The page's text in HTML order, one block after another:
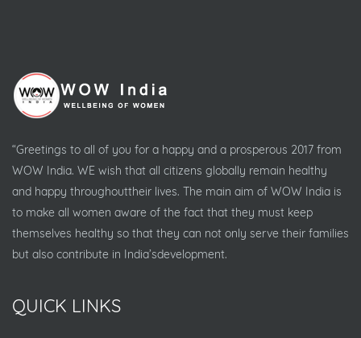
“Greetings to all of you for a happy and a prosperous 2017 from
WOW India. WE wish that all citizens globally remain healthy
and happy throughouttheir lives. The main aim of WOW India is
to make all women aware of the fact that they must keep
themselves healthy so that they can not only serve their families
but also contribute in India’sdevelopment.
QUICK LINKS